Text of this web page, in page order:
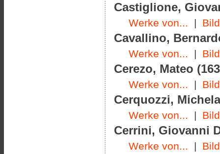
Castiglione,
Werke von... |
Cavallino,
Werke von... |
Cerezo, Mateo
Werke von... |
Cerquozzi,
Werke von... |
Cerrini, Giovanni
Werke von... |